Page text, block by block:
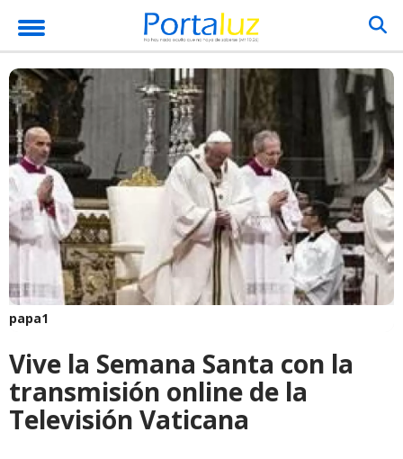
papa1
Vive la Semana Santa con la
transmisión online de la
Televisión Vaticana